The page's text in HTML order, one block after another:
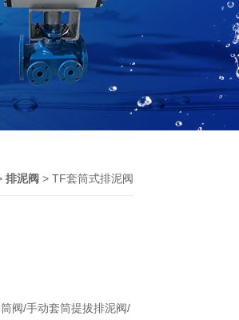
排泥阀 > TF套筒式排泥阀
阀/手动套筒提拔排泥阀/